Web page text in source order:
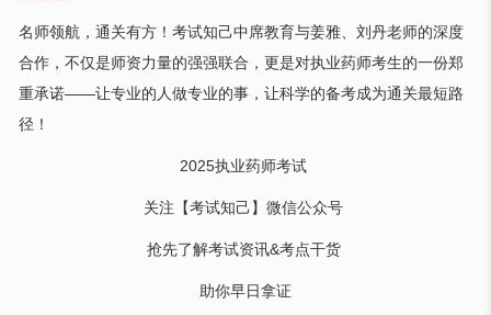
名师领航，通关有方！考试知己中席教育与姜雅、刘丹老师的深度
合作，不仅是师资力量的强强联合，更是对执业药师考生的一份郑
重承诺——让专业的人做专业的事，让科学的备考成为通关最短路
径！
2025执业药师考试
关注【考试知己】微信公众号
抢先了解考试资讯&考点干货
助你早日拿证